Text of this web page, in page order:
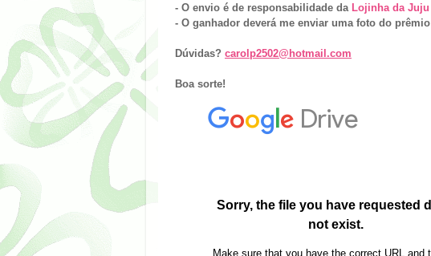
- O envio é de responsabilidade da Lojinha da Juju
- O ganhador deverá me enviar uma foto do prêmio
Dúvidas? carolp2502@hotmail.com
Boa sorte!